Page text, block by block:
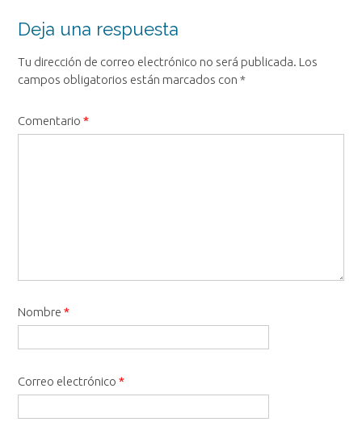
entrada
Deja una respuesta
Tu dirección de correo electrónico no será publicada. Los
campos obligatorios están marcados con *
Comentario *
Nombre *
Correo electrónico *